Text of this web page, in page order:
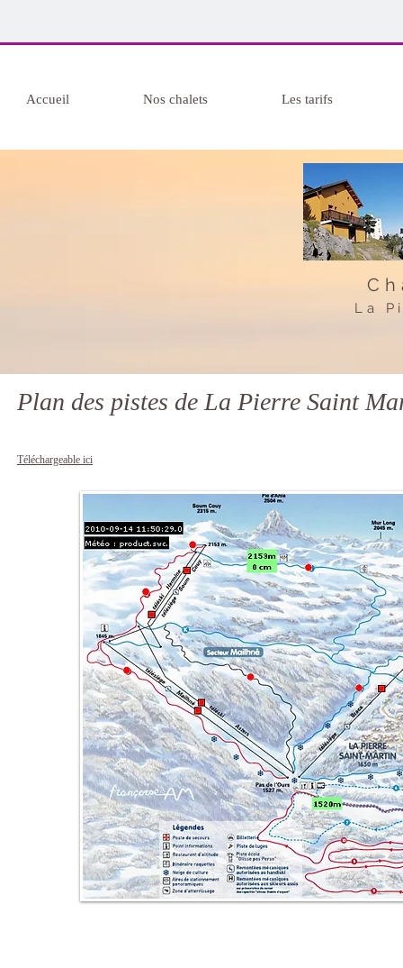
Accueil Nos chalets Les tarifs
La
Plan des pistes de La Pierre Saint
Téléchargeable ici